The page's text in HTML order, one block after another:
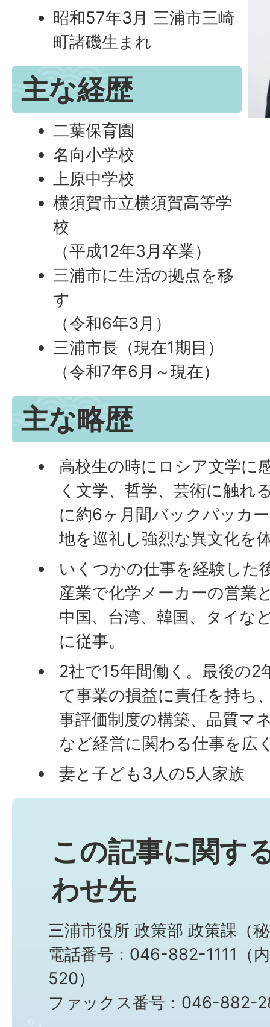
昭和57年3月 三浦市三崎
町諸磯生まれ
主な経歴
二葉保育園
名向小学校
上原中学校
横須賀市立横須賀高等学
校
（平成12年3月卒業）
三浦市に生活の拠点を移
す
（令和6年3月）
三浦市長（現在1期目）
（令和7年6月～現在）
主な略歴
高校生の時にロシア文学に
く文学、哲学、芸術に触れ
に約6ヶ月間バックパッカ
地を巡礼し強烈な異文化を
いくつかの仕事を経験した
産業で化学メーカーの営業
中国、台湾、韓国、タイな
に従事。
2社で15年間働く。最後の2
て事業の損益に責任を持ち
事評価制度の構築、品質マ
など経営に関わる仕事を広
妻と子ども3人の5人家族
この記事に関す
わせ先
三浦市役所 政策部 政策課（
電話番号：046-882-1111（
520）
ファックス番号：046-882-